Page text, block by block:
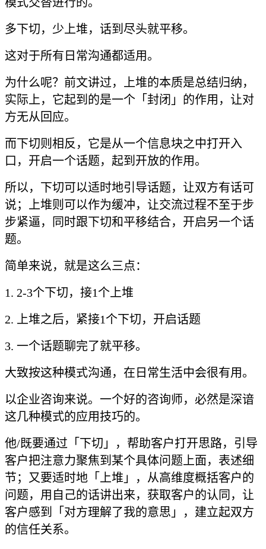
多下切，少上堆，话到尽头就平移。
这对于所有日常沟通都适用。
为什么呢？前文讲过，上堆的本质是总结归纳，
实际上，它起到的是一个「封闭」的作用，让对
方无从回应。
而下切则相反，它是从一个信息块之中打开入
口，开启一个话题，起到开放的作用。
所以，下切可以适时地引导话题，让双方有话可
说；上堆则可以作为缓冲，让交流过程不至于步
步紧逼，同时跟下切和平移结合，开启另一个话
题。
简单来说，就是这么三点：
1. 2-3个下切，接1个上堆
2. 上堆之后，紧接1个下切，开启话题
3. 一个话题聊完了就平移。
大致按这种模式沟通，在日常生活中会很有用。
以企业咨询来说。一个好的咨询师，必然是深谙
这几种模式的应用技巧的。
他/既要通过「下切」，帮助客户打开思路，引导
客户把注意力聚焦到某个具体问题上面，表述细
节；又要适时地「上堆」，从高维度概括客户的
问题，用自己的话讲出来，获取客户的认同，让
客户感到「对方理解了我的意思」，建立起双方
的信任关系。